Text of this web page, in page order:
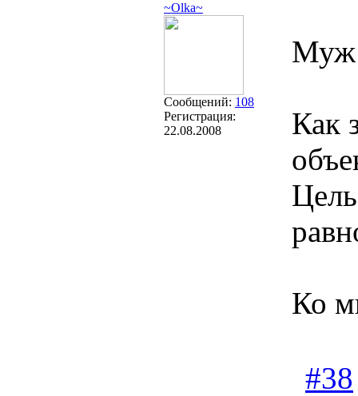
~Olka~
Сообщений: 108
Регистрация:
22.08.2008
Муж
Как
Ко
#38